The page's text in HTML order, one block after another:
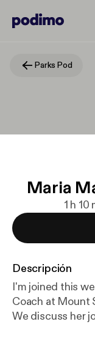
Parks Pod
Maria
1 h
Descripción
I'm joined this
Coach at Mount
We discuss her